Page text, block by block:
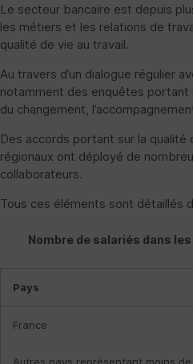
Le secteur bancaire est depuis
les métiers et les relations de
qualité de vie au travail.
Au travers d’un dialogue régulier
notamment des enquêtes portant
du changement,
Des accords portant sur la
régionaux ont déployé de
collaborateurs.
Tous ces éléments sont détaillés
Nombre de salariés dans
Pays
France
Autres pays représentant moins de